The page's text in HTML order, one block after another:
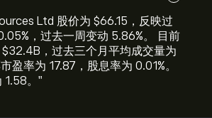
Ltd 股价为 ‎$‎66.15，反映过
，过去一周变动 ‎5.86‎%。 目前
‎$‎32.4B，过去三个月平均成交量为
盈率为 17.87，股息率为 0.01%。
1.58。"